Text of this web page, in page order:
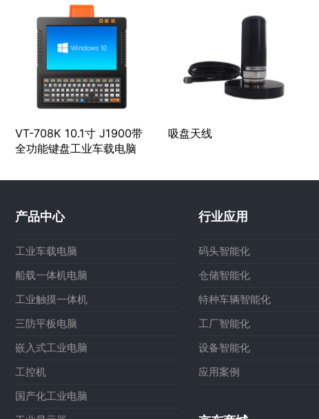
VT-708K 10.1寸 J1900带
全功能键盘工业车载电脑
吸盘天线
产品中心
工业车载电脑
船载一体机电脑
工业触摸一体机
三防平板电脑
嵌入式工业电脑
工控机
国产化工业电脑
行业应用
码头智能化
仓储智能化
特种车辆智能化
工厂智能化
设备智能化
应用案例